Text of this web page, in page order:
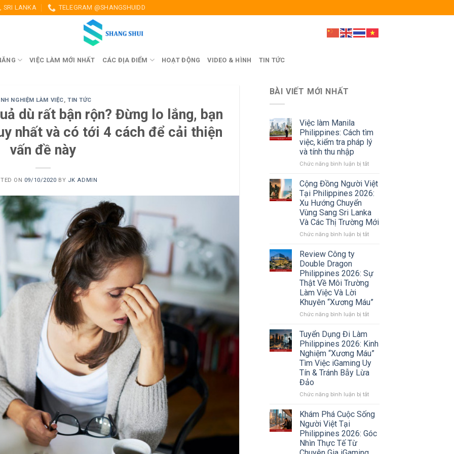
SRI LANKA TELEGRAM @SHANGSHUIDD
VIỆC LÀM MỚI NHẤT CÁC ĐỊA ĐIỂM HOẠT ĐỘNG VIDEO & HÌNH TIN TỨC
NGHIỆM LÀM VIỆC, TIN TỨC
dù rất bận rộn? Đừng lo lắng, bạn
nhất và có tới 4 cách để cải thiện
vấn đề này
ON 09/10/2020 BY JK ADMIN
BÀI VIẾT MỚI NHẤT
Việc làm Manila
Philippines: Cách tìm
việc, kiểm tra pháp lý
và tính thu nhập
Chức năng bình luận bị tắtở
làm
Manila
Philippines:
tìm
việc,
kiểm
tính
Cộng Đồng Người Việt
Tại Philippines 2026:
Xu Hướng Chuyển
Vùng Sang Sri Lanka
Và Các Thị Trường Mới
Chức năng bình luận bị tắtở
Tại
Philippines
Xu
Hướng
Sri
Lanka
Và
Các
Mới
Review Công ty
Double Dragon
Philippines 2026: Sự
Thật Về Môi Trường
Làm Việc Và Lời
Khuyên “Xương Máu”
Chức năng bình luận bị tắtở
ty
Double
Dragon
Philippines
2026:
Thật
Trường
Việc
Lời
Tuyển Dụng Đi Làm
Philippines 2026: Kinh
Nghiệm “Xương Máu”
Tìm Việc iGaming Uy
Tín & Tránh Bẫy Lừa
Đảo
Chức năng bình luận bị tắtở
Đi
Philippines
Khám Phá Cuộc Sống
Người Việt Tại
Philippines 2026: Góc
Nhìn Thực Tế Từ